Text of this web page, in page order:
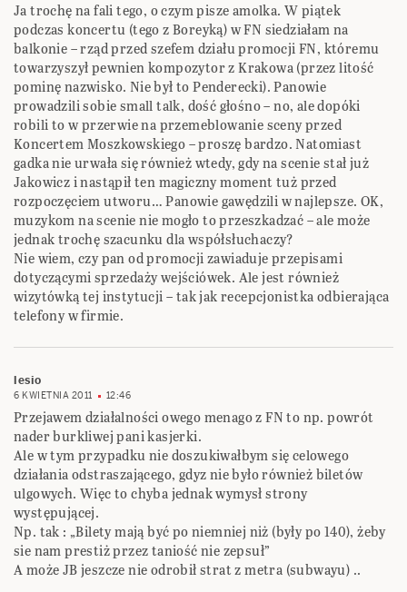
Ja trochę na fali tego, o czym pisze amolka. W piątek
podczas koncertu (tego z Boreyką) w FN siedziałam na
balkonie – rząd przed szefem działu promocji FN, któremu
towarzyszył pewnien kompozytor z Krakowa (przez litość
pominę nazwisko. Nie był to Penderecki). Panowie
prowadzili sobie small talk, dość głośno – no, ale dopóki
robili to w przerwie na przemeblowanie sceny przed
Koncertem Moszkowskiego – proszę bardzo. Natomiast
gadka nie urwała się również wtedy, gdy na scenie stał już
Jakowicz i nastąpił ten magiczny moment tuż przed
rozpoczęciem utworu… Panowie gawędzili w najlepsze. OK,
muzykom na scenie nie mogło to przeszkadzać – ale może
jednak trochę szacunku dla współsłuchaczy?
Nie wiem, czy pan od promocji zawiaduje przepisami
dotyczącymi sprzedaży wejściówek. Ale jest również
wizytówką tej instytucji – tak jak recepcjonistka odbierająca
telefony w firmie.
lesio
6 KWIETNIA 2011 12:46
Przejawem działalności owego menago z FN to np. powrót
nader burkliwej pani kasjerki.
Ale w tym przypadku nie doszukiwałbym się celowego
działania odstraszającego, gdyz nie było również biletów
ulgowych. Więc to chyba jednak wymysł strony
występującej.
Np. tak : „Bilety mają być po niemniej niż (były po 140), żeby
sie nam prestiż przez taniość nie zepsuł”
A może JB jeszcze nie odrobił strat z metra (subwayu) ..